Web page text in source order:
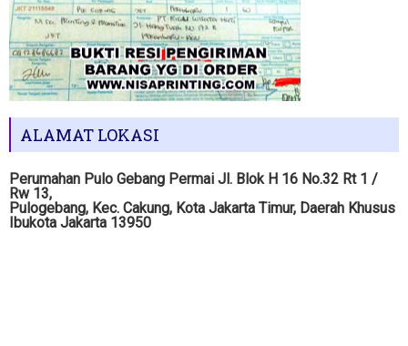
ALAMAT LOKASI
Perumahan Pulo Gebang Permai Jl. Blok H 16 No.32 Rt 1 /
Rw 13,
Pulogebang, Kec. Cakung, Kota Jakarta Timur, Daerah Khusus
Ibukota Jakarta 13950